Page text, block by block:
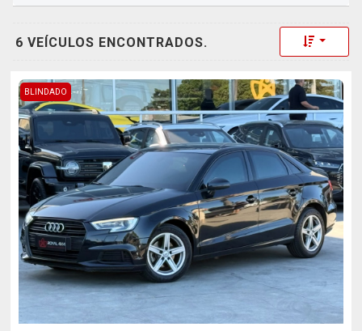
6 VEÍCULOS ENCONTRADOS. Toggle
BLINDADO